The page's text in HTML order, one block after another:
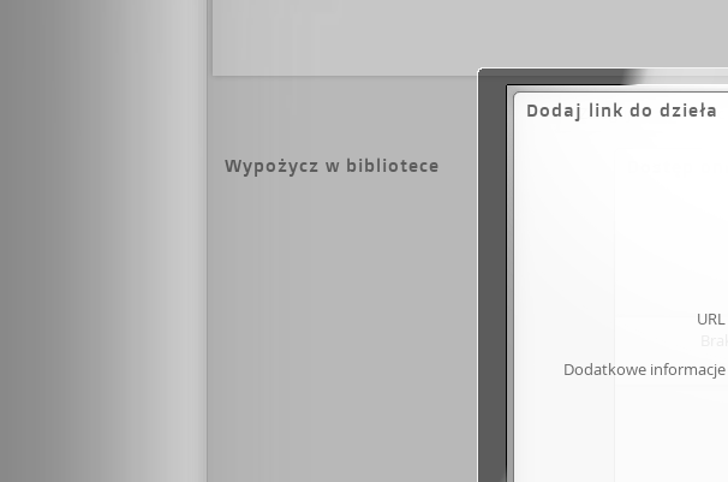
Zaloguj się by ocenić
Wypożycz w bibliotece Dostęp
Dodaj link do dzieła
URL
Dodatkowe informacje